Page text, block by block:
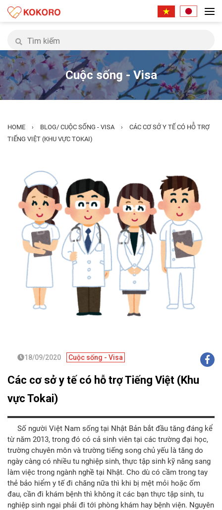
Cuộc sống - Visa
HOME › BLOG/ CUỘC SỐNG - VISA ›
CÁC CƠ SỞ Y TẾ CÓ HỖ TRỢ
TIẾNG VIỆT (KHU VỰC TOKAI)
18/09/2020 Cuộc sống - Visa
Các cơ sở y tế có hỗ trợ Tiếng Việt (Khu
vực Tokai)
Số người Việt Nam sống tại Nhật Bản bắt đầu tăng đáng kể
từ năm 2013, trong đó có cả sinh viên tại các trường đại học,
trường chuyên môn và trường tiếng song chủ yếu là tăng do
ngày càng có nhiều tu nghiệp sinh, thực tập sinh kỹ năng sang
làm việc trong ngành nghề tại Nhật. Cho dù có cầm trong tay
thẻ bảo hiểm y tế đi chăng nữa thì khi bị mệt mỏi hoặc ốm
đau, cần đi khám bệnh thì không ít các bạn thực tập sinh, tu
nghiệp sinh ngại phải đi tới phòng khám hay bệnh viện. Nguyên